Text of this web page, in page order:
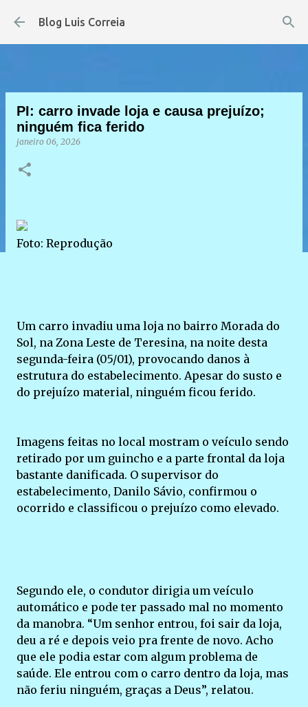
Pular para o conteúdo principal
Blog Luis Correia
PI: carro invade loja e causa prejuízo;
ninguém fica ferido
janeiro 06, 2026
Foto: Reprodução
Um carro invadiu uma loja no bairro Morada do
Sol, na Zona Leste de Teresina, na noite desta
segunda-feira (05/01), provocando danos à
estrutura do estabelecimento. Apesar do susto e
do prejuízo material, ninguém ficou ferido.
Imagens feitas no local mostram o veículo sendo
retirado por um guincho e a parte frontal da loja
bastante danificada. O supervisor do
estabelecimento, Danilo Sávio, confirmou o
ocorrido e classificou o prejuízo como elevado.
Segundo ele, o condutor dirigia um veículo
automático e pode ter passado mal no momento
da manobra. “Um senhor entrou, foi sair da loja,
deu a ré e depois veio pra frente de novo. Acho
que ele podia estar com algum problema de
saúde. Ele entrou com o carro dentro da loja, mas
não feriu ninguém, graças a Deus”, relatou.